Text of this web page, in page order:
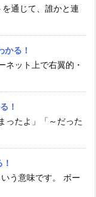
を通じて、誰かと連
かる！
ネット上で右翼的・
！
ったよ」「～だった
う意味です。 ボー